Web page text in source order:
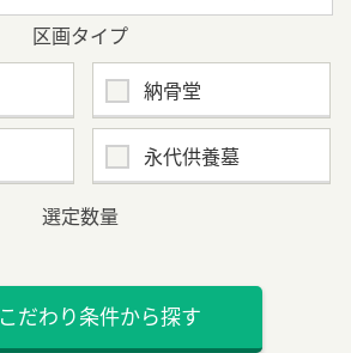
区画タイプ
納骨堂
永代供養墓
選定数量
こだわり条件から探す